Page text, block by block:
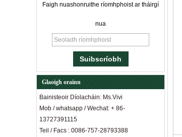
Faigh nuashonruithe ríomhphoist ar tháirgí
nua
Glaoigh orainn
Bainisteoir Díolacháin: Ms.Vivi
Mob / whatsapp / Wechat: + 86-
13727391115
Teil / Facs : 0086-757-28793388